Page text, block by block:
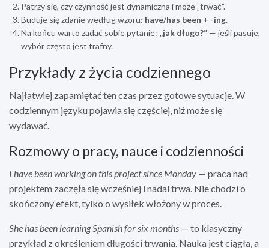
Patrzy się, czy czynność jest dynamiczna i może „trwać”.
Buduje się zdanie według wzoru: have/has been + -ing.
Na końcu warto zadać sobie pytanie: „jak długo?” — jeśli pasuje,
wybór często jest trafny.
Przykłady z życia codziennego
Najłatwiej zapamiętać ten czas przez gotowe sytuacje. W
codziennym języku pojawia się częściej, niż może się
wydawać.
Rozmowy o pracy, nauce i codzienności
I have been working on this project since Monday — praca nad
projektem zaczęła się wcześniej i nadal trwa. Nie chodzi o
skończony efekt, tylko o wysiłek włożony w proces.
She has been learning Spanish for six months — to klasyczny
przykład z określeniem długości trwania. Nauka jest ciągła, a